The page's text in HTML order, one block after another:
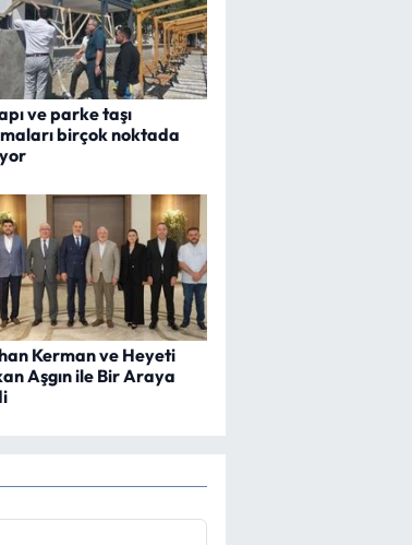
ve parke taşı
birçok noktada
Kerman ve Heyeti
Aşgın ile Bir Araya